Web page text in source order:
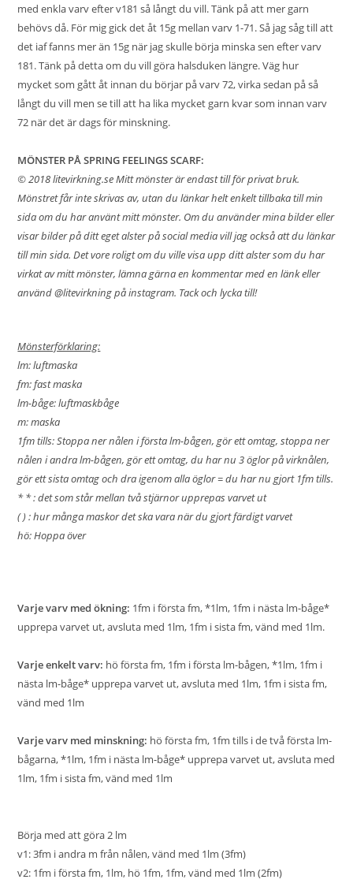
med enkla varv efter v181 så långt du vill. Tänk på att mer garn
behövs då. För mig gick det åt 15g mellan varv 1-71. Så jag såg till att
det iaf fanns mer än 15g när jag skulle börja minska sen efter varv
181. Tänk på detta om du vill göra halsduken längre. Väg hur
mycket som gått åt innan du börjar på varv 72, virka sedan på så
långt du vill men se till att ha lika mycket garn kvar som innan varv
72 när det är dags för minskning.
MÖNSTER PÅ SPRING FEELINGS SCARF:
© 2018litevirkning.seMitt mönster är endast till för privat bruk.
Mönstret får inte skrivas av, utan du länkar helt enkelt tillbaka till min
sida om du har använt mitt mönster. Om du använder mina bilder eller
visar bilder på ditt eget alster på social media vill jag också att du länkar
till min sida. Det vore roligt om du ville visa upp ditt alster som du har
virkat av mitt mönster, lämna gärna en kommentar med en länk eller
använd @litevirkning på instagram. Tack och lycka till!
Mönsterförklaring:
lm: luftmaska
fm: fast maska
lm-båge: luftmaskbåge
m: maska
1fm tills: Stoppa ner nålen i första lm-bågen, gör ett omtag, stoppa ner
nålen i andra lm-bågen, gör ett omtag, du har nu 3 öglor på virknålen,
gör ett sista omtag och dra igenom alla öglor = du har nu gjort 1fm tills.
* * : det som står mellan två stjärnor upprepas varvet ut
( ) : hur många maskor det ska vara när du gjort färdigt varvet
hö: Hoppa över
Varje varv med ökning: 1fm i första fm, *1lm, 1fm i nästa lm-båge*
upprepa varvet ut, avsluta med 1lm, 1fm i sista fm, vänd med 1lm.
Varje enkelt varv: hö första fm, 1fm i första lm-bågen, *1lm, 1fm i
nästa lm-båge* upprepa varvet ut, avsluta med 1lm, 1fm i sista fm,
vänd med 1lm
Varje varv med minskning: hö första fm, 1fm tills i de två första lm-
bågarna, *1lm, 1fm i nästa lm-båge* upprepa varvet ut, avsluta med
1lm, 1fm i sista fm, vänd med 1lm
Börja med att göra 2 lm
v1: 3fm i andra m från nålen, vänd med 1lm (3fm)
v2: 1fm i första fm, 1lm, hö 1fm, 1fm, vänd med 1lm (2fm)